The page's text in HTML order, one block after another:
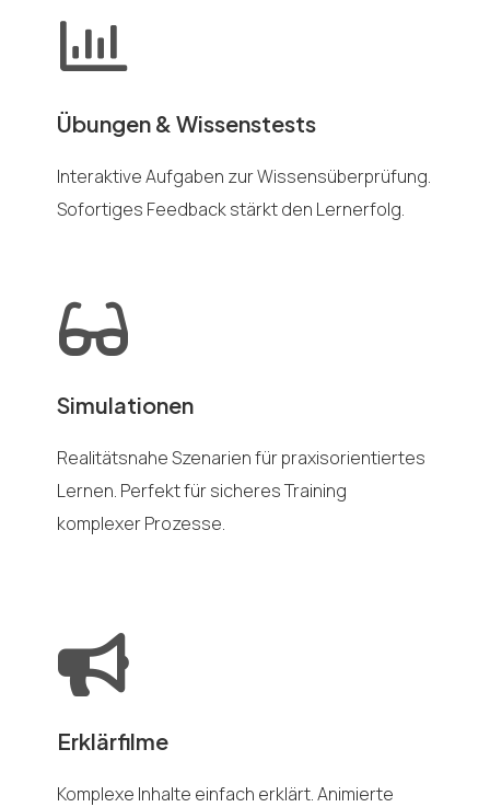
Übungen & Wissenstests
Interaktive Aufgaben zur Wissensüberprüfung.
Sofortiges Feedback stärkt den Lernerfolg.
Simulationen
Realitätsnahe Szenarien für praxisorientiertes
Lernen. Perfekt für sicheres Training
komplexer Prozesse.
Erklärfilme
Komplexe Inhalte einfach erklärt. Animierte